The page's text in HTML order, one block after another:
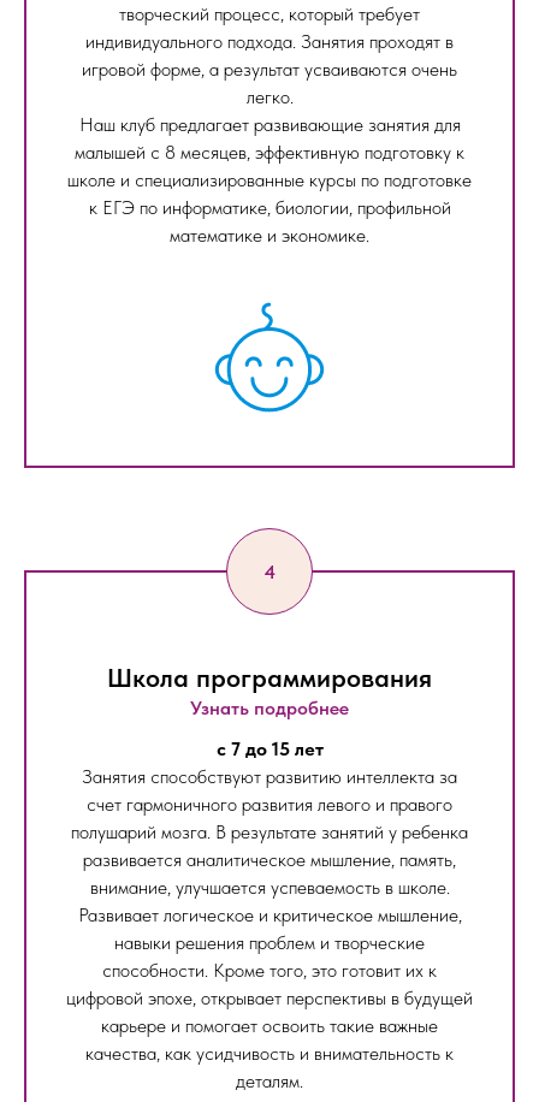
творческий процесс, который требует
индивидуального подхода. Занятия проходят в
игровой форме, а результат усваиваются очень
легко.
Наш клуб предлагает развивающие занятия для
малышей с 8 месяцев, эффективную подготовку к
школе и специализированные курсы по подготовке
к ЕГЭ по информатике, биологии, профильной
математике и экономике.
Школа программирования
Узнать подробнее
c 7 до 15 лет
Занятия способствуют развитию интеллекта за
счет гармоничного развития левого и правого
полушарий мозга. В результате занятий у ребенка
развивается аналитическое мышление, память,
внимание, улучшается успеваемость в школе.
Развивает логическое и критическое мышление,
навыки решения проблем и творческие
способности. Кроме того, это готовит их к
цифровой эпохе, открывает перспективы в будущей
карьере и помогает освоить такие важные
качества, как усидчивость и внимательность к
деталям.